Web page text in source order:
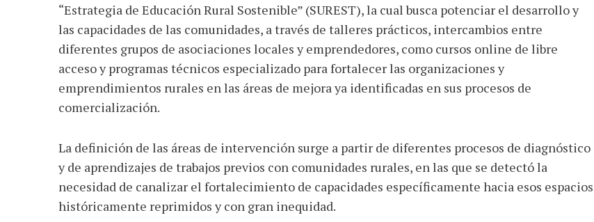
“Estrategia de Educación Rural Sostenible” (SUREST), la cual busca potenciar el desarrollo y
las capacidades de las comunidades, a través de talleres prácticos, intercambios entre
diferentes grupos de asociaciones locales y emprendedores, como cursos online de libre
acceso y programas técnicos especializado para fortalecer las organizaciones y
emprendimientos rurales en las áreas de mejora ya identificadas en sus procesos de
comercialización.
La definición de las áreas de intervención surge a partir de diferentes procesos de diagnóstico
y de aprendizajes de trabajos previos con comunidades rurales, en las que se detectó la
necesidad de canalizar el fortalecimiento de capacidades específicamente hacia esos espacios
históricamente reprimidos y con gran inequidad.